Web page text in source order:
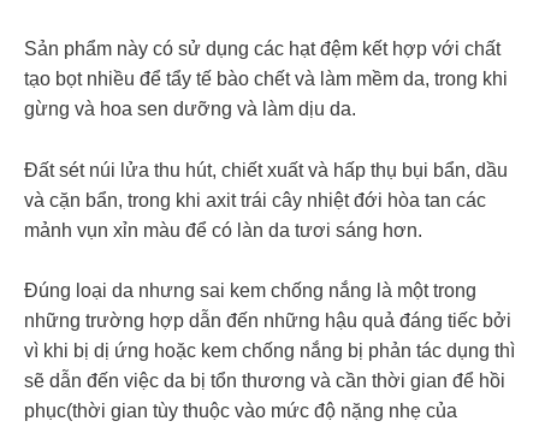
Sản phẩm này có sử dụng các hạt đệm kết hợp với chất
tạo bọt nhiều để tẩy tế bào chết và làm mềm da, trong khi
gừng và hoa sen dưỡng và làm dịu da.
Đất sét núi lửa thu hút, chiết xuất và hấp thụ bụi bẩn, dầu
và cặn bẩn, trong khi axit trái cây nhiệt đới hòa tan các
mảnh vụn xỉn màu để có làn da tươi sáng hơn.
Đúng loại da nhưng sai kem chống nắng là một trong
những trường hợp dẫn đến những hậu quả đáng tiếc bởi
vì khi bị dị ứng hoặc kem chống nắng bị phản tác dụng thì
sẽ dẫn đến việc da bị tổn thương và cần thời gian để hồi
phục(thời gian tùy thuộc vào mức độ nặng nhẹ của